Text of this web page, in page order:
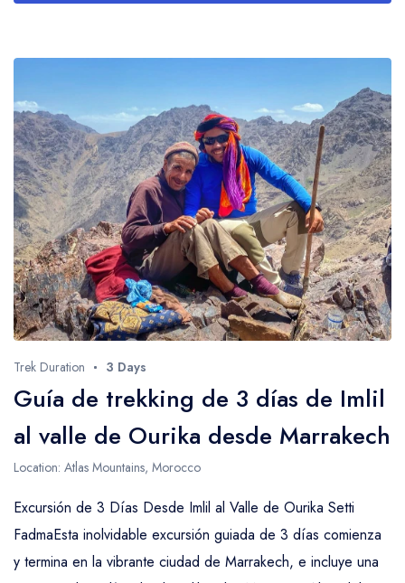
Trek Duration 3 Days
Guía de trekking de 3 días de Imlil
al valle de Ourika desde Marrakech
Location: Atlas Mountains, Morocco
Excursión de 3 Días Desde Imlil al Valle de Ourika Setti
FadmaEsta inolvidable excursión guiada de 3 días comienza
y termina en la vibrante ciudad de Marrakech, e incluye una